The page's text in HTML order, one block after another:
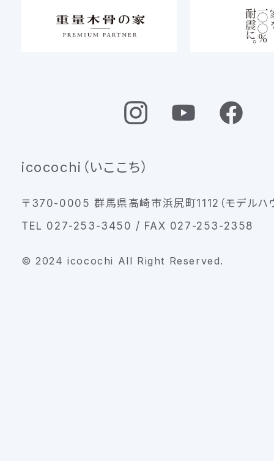
icocochi（いここち）
〒370-0005 群馬県高崎市浜尻町1112（モデルハ
TEL 027-253-3450 / FAX 027-253-2358
© 2024 icocochi All Right Reserved.